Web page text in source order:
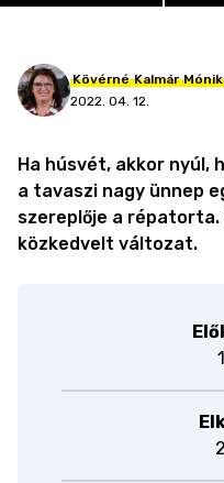
Kövérné Kalmár
2022. 04. 12.
Ha húsvét, akkor nyúl,
a tavaszi nagy ünnep
szereplője a
közkedvelt változat.